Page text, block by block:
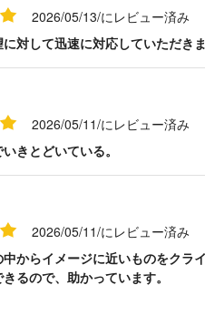
2026/05/13/にレビュー済み
対して迅速に対応していただきま
2026/05/11/にレビュー済み
きとどいている。
2026/05/11/にレビュー済み
からイメージに近いものをクラ
るので、助かっています。